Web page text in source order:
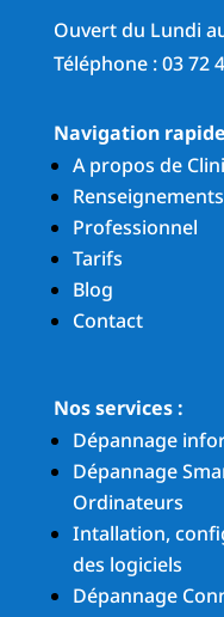
Ouvert du Lundi
Téléphone : 03 72
Navigation
A propos de
Professionnel
Tarifs
Blog
Contact
Nos services :
Dépannage
Dépannage
Ordinateurs
Intallation,
des logiciels
Dépannage